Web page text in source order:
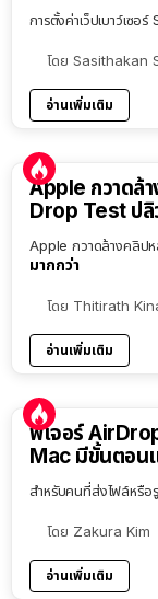
การตั้งค่าเว็ปเบาว์เซ
โดย Sasithakan
อ่านเพิ่มเติม
Apple กวาดล้
Drop Test ปลิ
Apple กวาดล้างคลิป
มากกว่า
โดย Thitirath
อ่านเพิ่มเติม
ฟีเจอร์
Mac มีขั้นตอน
สำหรับคนที่ส่งไฟล์หรื
โดย Zakura Kim
อ่านเพิ่มเติม